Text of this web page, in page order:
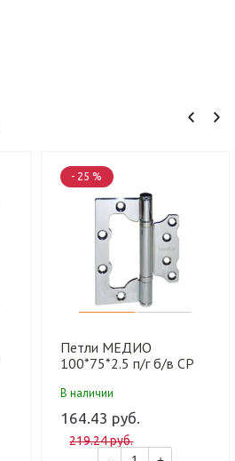
- 25 %
Петли МЕДИО
100*75*2.5 п/г б/в CP
В наличии
164.43 руб.
219.24 руб.